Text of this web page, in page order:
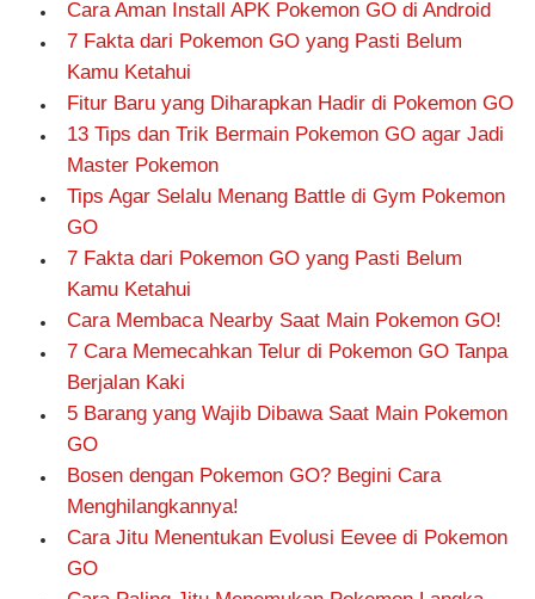
Cara Aman Install APK Pokemon GO di Android
7 Fakta dari Pokemon GO yang Pasti Belum
Kamu Ketahui
Fitur Baru yang Diharapkan Hadir di Pokemon GO
13 Tips dan Trik Bermain Pokemon GO agar Jadi
Master Pokemon
Tips Agar Selalu Menang Battle di Gym Pokemon
GO
7 Fakta dari Pokemon GO yang Pasti Belum
Kamu Ketahui
Cara Membaca Nearby Saat Main Pokemon GO!
7 Cara Memecahkan Telur di Pokemon GO Tanpa
Berjalan Kaki
5 Barang yang Wajib Dibawa Saat Main Pokemon
GO
Bosen dengan Pokemon GO? Begini Cara
Menghilangkannya!
Cara Jitu Menentukan Evolusi Eevee di Pokemon
GO